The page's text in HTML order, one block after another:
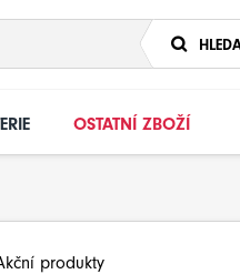
OSTATNÍ ZBOŽÍ
produkty